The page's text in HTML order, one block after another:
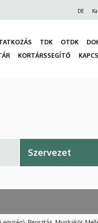
DE
TDK OTDK
KORTÁRSSEGÍTŐ